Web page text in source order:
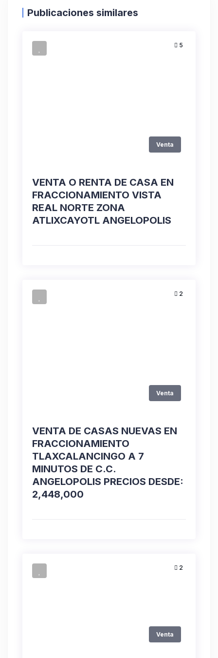
Publicaciones similares
5
Venta
VENTA O RENTA DE CASA EN
FRACCIONAMIENTO VISTA
REAL NORTE ZONA
ATLIXCAYOTL ANGELOPOLIS
2
Venta
VENTA DE CASAS NUEVAS EN
FRACCIONAMIENTO
TLAXCALANCINGO A 7
MINUTOS DE C.C.
ANGELOPOLIS PRECIOS DESDE:
2,448,000
2
Venta